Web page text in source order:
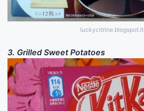
luckycitrine.blogspot.it
3. Grilled Sweet Potatoes